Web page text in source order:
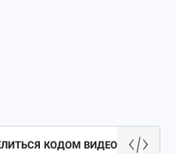
КОДОМ ВИДЕО